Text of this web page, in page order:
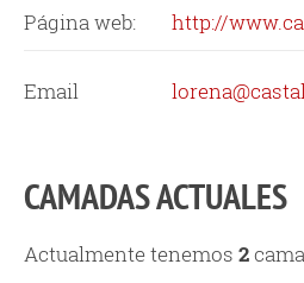
Página web: http://
Email
CAMADAS ACTUALES
Actualmente tenemos 2